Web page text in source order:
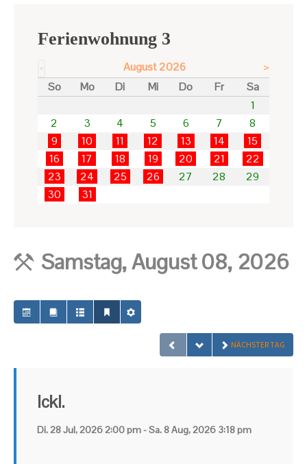
Ferienwohnung 3
< >
August 2026
So
Mo Di Mi Do Fr
Sa
1
2
3 4 5 6 7
8
9
10 11 12 13 14
15
16
17 18 19 20 21
22
23
24 25 26 27 28
29
30
31
Samstag, August 08, 2026
NÄCHSTER TAG
Ickl.
Di. 28 Jul, 2026 2:00 pm - Sa. 8 Aug, 2026 3:18 pm